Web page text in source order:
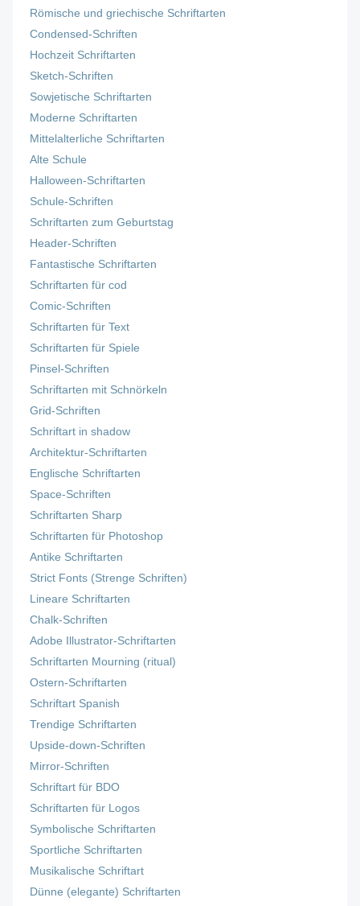
Römische und griechische Schriftarten
Condensed-Schriften
Hochzeit Schriftarten
Sketch-Schriften
Sowjetische Schriftarten
Moderne Schriftarten
Mittelalterliche Schriftarten
Alte Schule
Halloween-Schriftarten
Schule-Schriften
Schriftarten zum Geburtstag
Header-Schriften
Fantastische Schriftarten
Schriftarten für cod
Comic-Schriften
Schriftarten für Text
Schriftarten für Spiele
Pinsel-Schriften
Schriftarten mit Schnörkeln
Grid-Schriften
Schriftart in shadow
Architektur-Schriftarten
Englische Schriftarten
Space-Schriften
Schriftarten Sharp
Schriftarten für Photoshop
Antike Schriftarten
Strict Fonts (Strenge Schriften)
Lineare Schriftarten
Chalk-Schriften
Adobe Illustrator-Schriftarten
Schriftarten Mourning (ritual)
Ostern-Schriftarten
Schriftart Spanish
Trendige Schriftarten
Upside-down-Schriften
Mirror-Schriften
Schriftart für BDO
Schriftarten für Logos
Symbolische Schriftarten
Sportliche Schriftarten
Musikalische Schriftart
Dünne (elegante) Schriftarten